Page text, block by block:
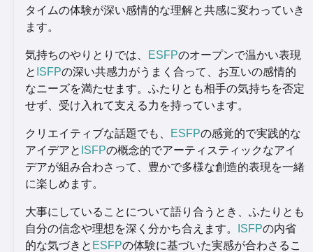
タイムの体験が深い感情的な理解と共感に変わっていき
ます。
気持ちのやりとりでは、 ESFPのオープンで温かい表現
と ISFPの深い共感力がうまく合って、お互いの感情的
なニーズを満たせます。ふたりとも相手の気持ちを否定
せず、受け入れて支える力を持っています。
クリエイティブな話題でも、 ESFPの感覚的で実践的な
アイデアと ISFPの概念的でアーティスティックなアイ
デアが組み合わさって、豊かで多様な創造的表現を一緒
に楽しめます。
大事にしていることについて語り合うとき、ふたりとも
自分の信念や理想を深く分かち合えます。
ISFPの内省
的な気づきと ESFPの体験に基づいた実感が合わさるこ